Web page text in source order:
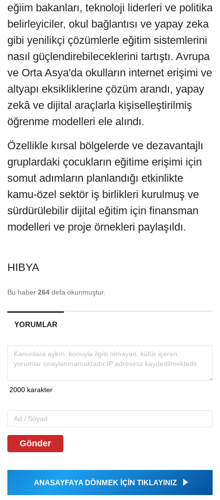
eğiim bakanları, teknoloji liderleri ve politika
belirleyiciler, okul bağlantısı ve yapay zeka
gibi yenilikçi çözümlerle eğitim sistemlerini
nasıl güçlendirebileceklerini tartıştı. Avrupa
ve Orta Asya'da okulların internet erişimi ve
altyapı eksikliklerine çözüm arandı, yapay
zekâ ve dijital araçlarla kişiselleştirilmiş
öğrenme modelleri ele alındı.
Özellikle kırsal bölgelerde ve dezavantajlı
gruplardaki çocukların eğitime erişimi için
somut adımların planlandığı etkinlikte
kamu-özel sektör iş birlikleri kurulmuş ve
sürdürülebilir dijital eğitim için finansman
modelleri ve proje örnekleri paylaşıldı.
HIBYA
Bu haber 264 defa okunmuştur.
YORUMLAR
Gönder
ANASAYFAYA DÖNMEK İÇİN TIKLAYINIZ